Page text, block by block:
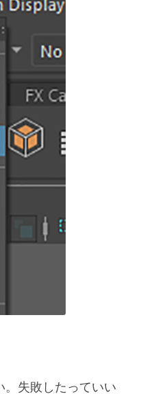
失敗したっていい